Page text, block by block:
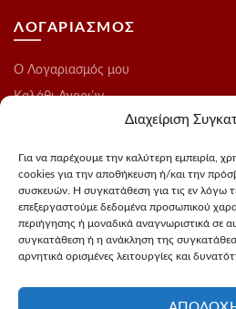
Διαχείριση
Για να παρέχουμε την καλύτερη εμπειρία,
cookies για την αποθήκευση ή/και την
συσκευών. Η συγκατάθεση για τις εν λόγω
επεξεργαστούμε δεδομένα προσωπικού
περιήγησης ή μοναδικά αναγνωριστικά σε
συγκατάθεση ή η ανάκληση της
αρνητικά ορισμένες λειτουργίες και
ΛΟΓΑΡΙΑΣΜΟΣ
O Λογαριασμός μου
Καλάθι Αγορών
Ολοκλήρωση Παραγγελίας
Blog
ΑΚΟΛΟΥΘΗΣΤΕ ΜΑΣ
Instagram
FaceBook